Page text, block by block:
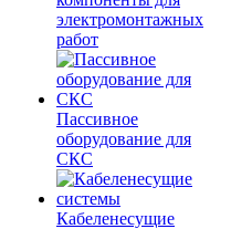
электромонтажных
работ
Пассивное
оборудование для
СКС
Кабеленесущие